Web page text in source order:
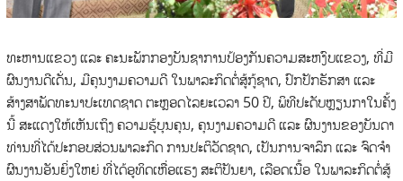
ທະຫານແຂວງ ແລະ ຄະນະພັກກອງບັນຊາການປ້ອງກັນຄວາມສະຫງົບແຂວງ, ທີ່ມີ
ຜົນງານດີເດັ່ນ, ມີຄຸນງາມຄວາມດີ ໃນພາລະກິດຕໍ່ສູ້ກູ້ຊາດ, ປົກປັກຮັກສາ ແລະ
ສ້າງສາພັດທະນາປະເທດຊາດ ຕະຫຼອດໄລຍະເວລາ 50 ປີ, ພິທີປະດັບຫຼຽນກາໃນຄັ້ງ
ນີ້ ສະແດງໃຫ້ເຫັນເຖິງ ຄວາມຮູ້ບຸນຄຸນ, ຄຸນງາມຄວາມດີ ແລະ ຜົນງານຂອງບັນດາ
ທ່ານທີ່ໄດ້ປະກອບສ່ວນພາລະກິດ ການປະຕິວັດຊາດ, ເປັນການຈາລຶກ ແລະ ຈົດຈຳ
ຜົນງານອັນຍິ່ງໃຫຍ່ ທີ່ໄດ້ອູທິດເຫື່ອແຮງ ສະຕິປັນຍາ, ເລືອດເນື້ອ ໃນພາລະກິດຕໍ່ສູ້